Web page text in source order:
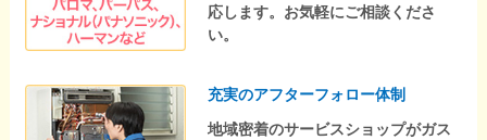
応します。お気軽にご相談くださ
い。
充実のアフターフォロー体制
地域密着のサービスショップがガス